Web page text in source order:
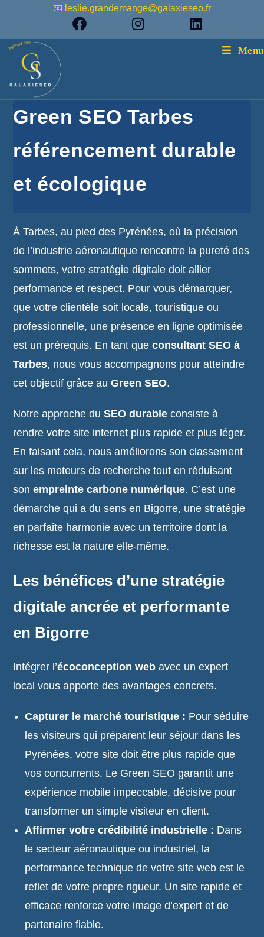
📧 leslie.grandemange@galaxieseo.fr
Menu
Green SEO Tarbes
référencement durable
et écologique
À Tarbes, au pied des Pyrénées, où la précision
de l’industrie aéronautique rencontre la pureté des
sommets, votre stratégie digitale doit allier
performance et respect. Pour vous démarquer,
que votre clientèle soit locale, touristique ou
professionnelle, une présence en ligne optimisée
est un prérequis. En tant queconsultant SEO à
Tarbes, nous vous accompagnons pour atteindre
cet objectif grâce auGreen SEO.
Notre approche duSEO durable consiste à
rendre votre site internet plus rapide et plus léger.
En faisant cela, nous améliorons son classement
sur les moteurs de recherche tout en réduisant
sonempreinte carbone numérique. C’est une
démarche qui a du sens en Bigorre, une stratégie
en parfaite harmonie avec un territoire dont la
richesse est la nature elle-même.
Les bénéfices d’une stratégie
digitale ancrée et performante
en Bigorre
Intégrer l’écoconception web avec un expert
local vous apporte des avantages concrets.
Capturer le marché touristique : Pour séduire
les visiteurs qui préparent leur séjour dans les
Pyrénées, votre site doit être plus rapide que
vos concurrents. Le Green SEO garantit une
expérience mobile impeccable, décisive pour
transformer un simple visiteur en client.
Affirmer votre crédibilité industrielle : Dans
le secteur aéronautique ou industriel, la
performance technique de votre site web est le
reflet de votre propre rigueur. Un site rapide et
efficace renforce votre image d’expert et de
partenaire fiable.